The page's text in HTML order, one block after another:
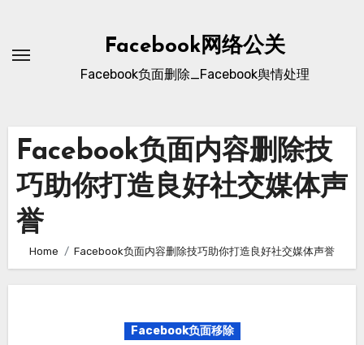
content
Facebook网络公关
Facebook负面删除_Facebook舆情处理
Facebook负面内容删除技
巧助你打造良好社交媒体声
誉
Home Facebook负面内容删除技巧助你打造良好社交媒体声誉
Facebook负面移除